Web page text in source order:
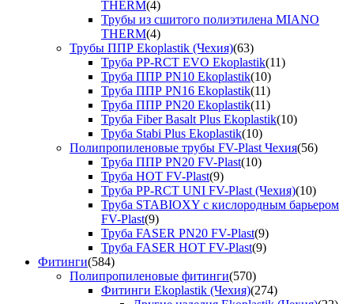
THERM(4)
Трубы из сшитого полиэтилена MIANO
THERM(4)
Трубы ППР Ekoplastik (Чехия)(63)
Труба PP-RCT EVO Ekoplastik(11)
Труба ППР PN10 Ekoplastik(10)
Труба ППР PN16 Ekoplastik(11)
Труба ППР PN20 Ekoplastik(11)
Труба Fiber Basalt Plus Ekoplastik(10)
Труба Stabi Plus Ekoplastik(10)
Полипропиленовые трубы FV-Plast Чехия(56)
Труба ППР PN20 FV-Plast(10)
Труба HOT FV-Plast(9)
Труба PP-RCT UNI FV-Plast (Чехия)(10)
Труба STABIOXY с кислородным барьером
FV-Plast(9)
Труба FASER PN20 FV-Plast(9)
Труба FASER HOT FV-Plast(9)
Фитинги(584)
Полипропиленовые фитинги(570)
Фитинги Ekoplastik (Чехия)(274)